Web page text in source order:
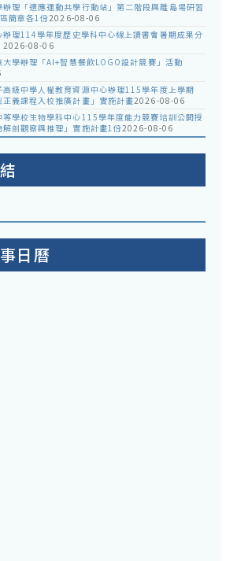
理「適應運動共學行動站」第二階段與離島場研習
簡章各1份2026-08-06
辦理114學年度歷史學科中心線上讀書會暑期成果分
2026-08-06
大學辦理「AI+智慧餐飲LOGO設計競賽」活動
高級中學人權教育資源中心辦理115學年度上學期
正義課程入校推廣計畫」實施計畫2026-08-06
等學校生物學科中心115學年度能力競賽培訓公開授
解剖觀察與推理」實施計畫1份2026-08-06
日曆